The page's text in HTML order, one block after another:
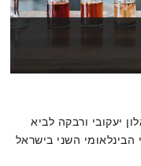
יעקובי ורבקה לביא
השני בישראל